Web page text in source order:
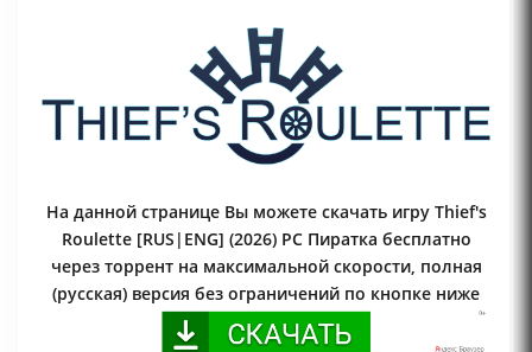
На данной странице Вы можете скачать игру Thief's
Roulette [RUS|ENG] (2026) PC Пиратка бесплатно
через торрент на максимальной скорости, полная
(русская) версия без ограничений по кнопке ниже